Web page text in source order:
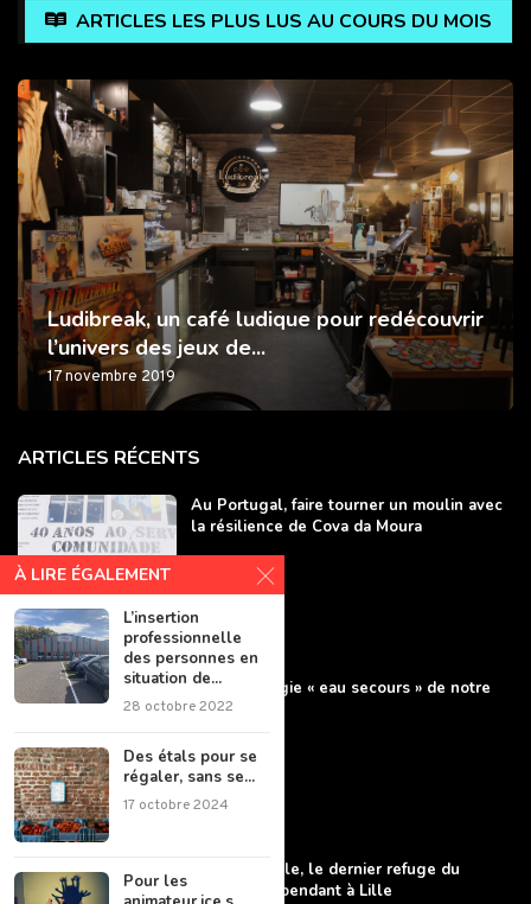
ARTICLES LES PLUS LUS AU COURS DU MOIS
Ludibreak, un café ludique pour redécouvrir
l’univers des jeux de...
17 novembre 2019
ARTICLES RÉCENTS
Au Portugal, faire tourner un moulin avec
la résilience de Cova da Moura
L’agroécologie « eau secours » de notre
agriculture
Lille Cinéphile, le dernier refuge du
cinéma indépendant à Lille
À LIRE ÉGALEMENT
L’insertion
professionnelle
des personnes en
situation de...
28 octobre 2022
Des étals pour se
régaler, sans se...
17 octobre 2024
Pour les